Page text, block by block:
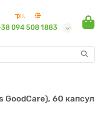
грн.
094 508 1883
60 капсул